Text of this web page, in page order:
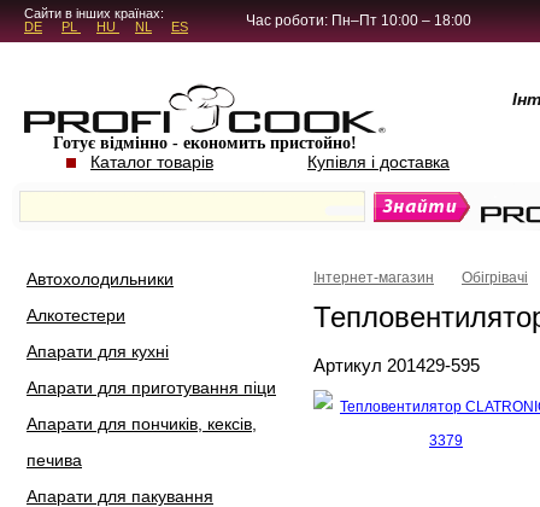
5.4.45Сайти в інших країнах:
DE
PL HU NL ES Час роботи: Пн–Пт 10:00 – 18:00
Готує відмінно - економить пристойно!
Каталог товарів Купівля і доставка
Автохолодильники
Алкотестери
Апарати для кухні
Апарати для приготування піци
Апарати для пончиків, кексів,
печива
Апарати для пакування
Інтернет-магазин Обігрівачі
Артикул 201429-595